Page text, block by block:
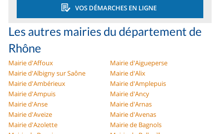
VOS DÉMARCHES EN LIGNE
Les autres mairies du département de
Rhône
Mairie d'Affoux
Mairie d'Aigueperse
Mairie d'Albigny sur Saône
Mairie d'Alix
Mairie d'Ambérieux
Mairie d'Amplepuis
Mairie d'Ampuis
Mairie d'Ancy
Mairie d'Anse
Mairie d'Arnas
Mairie d'Aveize
Mairie d'Avenas
Mairie d'Azolette
Mairie de Bagnols